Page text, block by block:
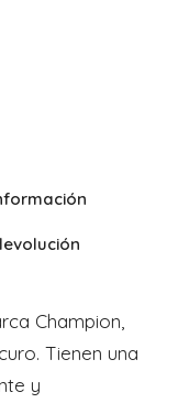
Champion,
Tienen una
y